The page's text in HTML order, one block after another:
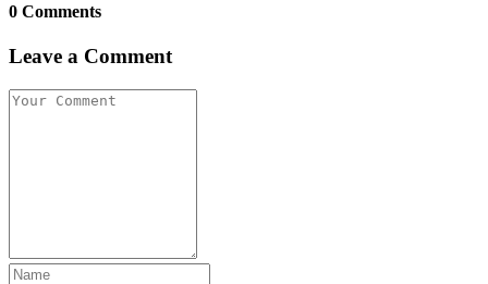
0 Comments
Leave a Comment